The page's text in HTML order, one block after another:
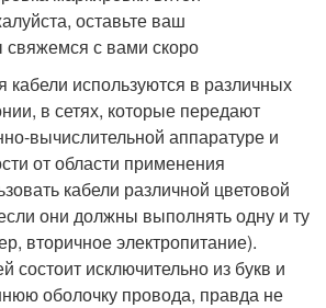
используются в различных
в сетях, которые передают
вычислительной аппаратуре и
от области применения
кабели различной цветовой
они должны выполнять одну и ту
вторичное электропитание).
состоит исключительно из букв и
оболочку провода, правда не